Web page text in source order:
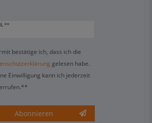
**
bestätige ich, dass ich die
gelesen habe.
Einwilligung kann ich jederzeit
Abonnieren